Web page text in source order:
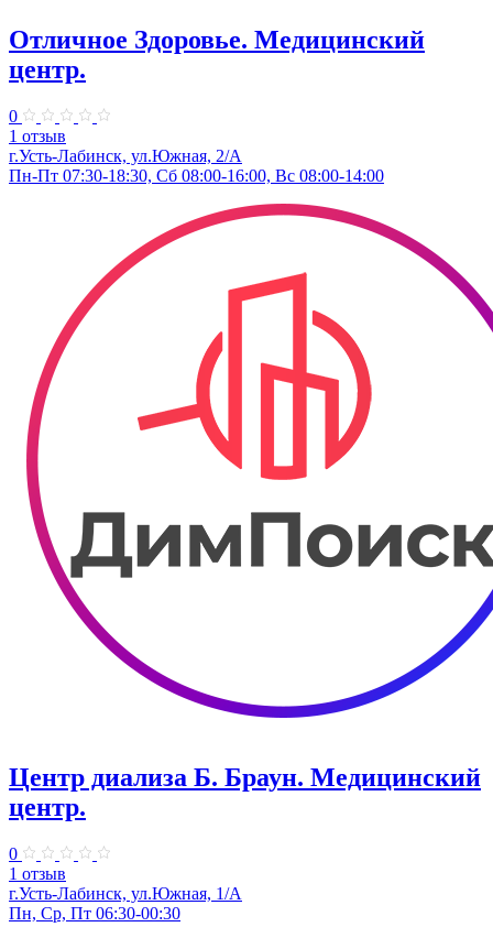
Отличное Здоровье. Медицинский
центр.
0
1 отзыв
г.Усть-Лабинск, ул.Южная, 2/А
Пн-Пт 07:30-18:30, Сб 08:00-16:00, Вс 08:00-14:00
Центр диализа Б. Браун. Медицинский
центр.
0
1 отзыв
г.Усть-Лабинск, ул.Южная, 1/А
Пн, Ср, Пт 06:30-00:30